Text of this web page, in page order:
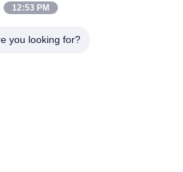
12:53 PM
you looking for?